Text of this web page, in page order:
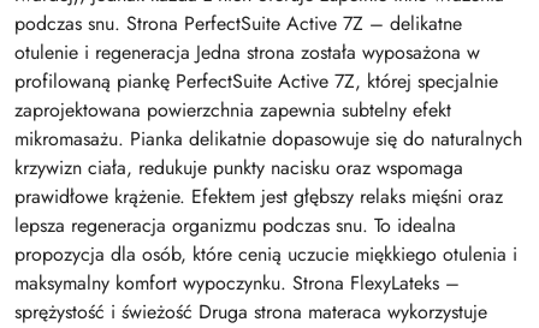
podczas snu. Strona PerfectSuite Active 7Z – delikatne
otulenie i regeneracja Jedna strona została wyposażona w
profilowaną piankę PerfectSuite Active 7Z, której specjalnie
zaprojektowana powierzchnia zapewnia subtelny efekt
mikromasażu. Pianka delikatnie dopasowuje się do naturalnych
krzywizn ciała, redukuje punkty nacisku oraz wspomaga
prawidłowe krążenie. Efektem jest głębszy relaks mięśni oraz
lepsza regeneracja organizmu podczas snu. To idealna
propozycja dla osób, które cenią uczucie miękkiego otulenia i
maksymalny komfort wypoczynku. Strona FlexyLateks –
sprężystość i świeżość Druga strona materaca wykorzystuje